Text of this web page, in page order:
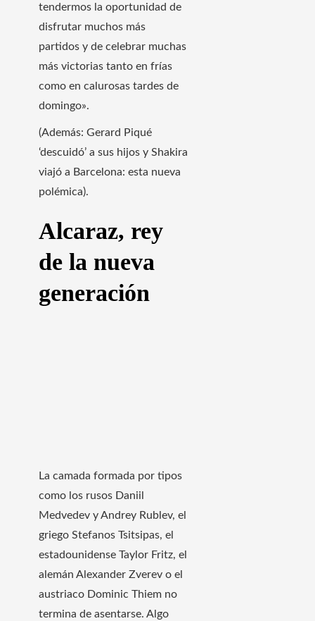
tendermos la oportunidad de
disfrutar muchos más
partidos y de celebrar muchas
más victorias tanto en frías
como en calurosas tardes de
domingo».
(Además: Gerard Piqué
‘descuidó’ a sus hijos y Shakira
viajó a Barcelona: esta nueva
polémica).
Alcaraz, rey
de la nueva
generación
La camada formada por tipos
como los rusos Daniil
Medvedev y Andrey Rublev, el
griego Stefanos Tsitsipas, el
estadounidense Taylor Fritz, el
alemán Alexander Zverev o el
austriaco Dominic Thiem no
termina de asentarse. Algo